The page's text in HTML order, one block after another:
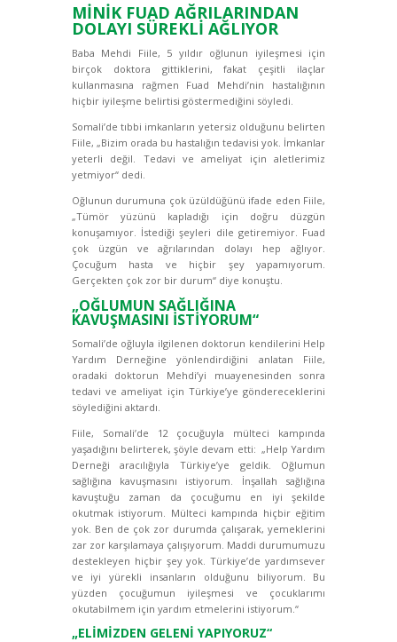
MİNİK FUAD AĞRILARINDAN
DOLAYI SÜREKLİ AĞLIYOR
Baba Mehdi Fiile, 5 yıldır oğlunun iyileşmesi için
birçok doktora gittiklerini, fakat çeşitli ilaçlar
kullanmasına rağmen Fuad Mehdi’nin hastalığının
hiçbir iyileşme belirtisi göstermediğini söyledi.
Somali’de tıbbi imkanların yetersiz olduğunu belirten
Fiile, „Bizim orada bu hastalığın tedavisi yok. İmkanlar
yeterli değil. Tedavi ve ameliyat için aletlerimiz
yetmiyor“ dedi.
Oğlunun durumuna çok üzüldüğünü ifade eden Fiile,
„Tümör yüzünü kapladığı için doğru düzgün
konuşamıyor. İstediği şeyleri dile getiremiyor. Fuad
çok üzgün ve ağrılarından dolayı hep ağlıyor.
Çocuğum hasta ve hiçbir şey yapamıyorum.
Gerçekten çok zor bir durum“ diye konuştu.
„OĞLUMUN SAĞLIĞINA
KAVUŞMASINI İSTİYORUM“
Somali’de oğluyla ilgilenen doktorun kendilerini Help
Yardım Derneğine yönlendirdiğini anlatan Fiile,
oradaki doktorun Mehdi’yi muayenesinden sonra
tedavi ve ameliyat için Türkiye’ye göndereceklerini
söylediğini aktardı.
Fiile, Somali’de 12 çocuğuyla mülteci kampında
yaşadığını belirterek, şöyle devam etti: „Help Yardım
Derneği aracılığıyla Türkiye’ye geldik. Oğlumun
sağlığına kavuşmasını istiyorum. İnşallah sağlığına
kavuştuğu zaman da çocuğumu en iyi şekilde
okutmak istiyorum. Mülteci kampında hiçbir eğitim
yok. Ben de çok zor durumda çalışarak, yemeklerini
zar zor karşılamaya çalışıyorum. Maddi durumumuzu
destekleyen hiçbir şey yok. Türkiye’de yardımsever
ve iyi yürekli insanların olduğunu biliyorum. Bu
yüzden çocuğumun iyileşmesi ve çocuklarımı
okutabilmem için yardım etmelerini istiyorum.“
„ELİMİZDEN GELENİ YAPIYORUZ“